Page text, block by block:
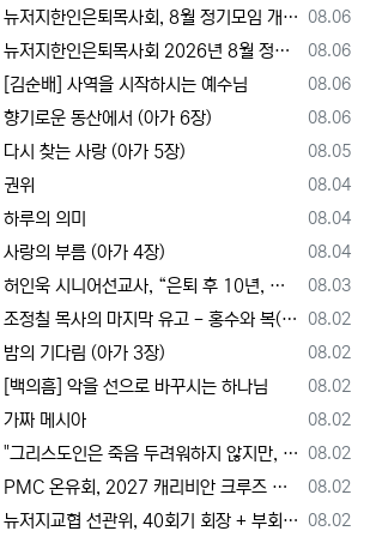
등록일
08.06
뉴저지한인은퇴목사회, 8월 정기모임 개최… 장석진 목사 “우리가 받을 칭찬은?” 설교
등록일
08.06
뉴저지한인은퇴목사회 2026년 8월 정기 모임
등록일
08.06
[김순배] 사역을 시작하시는 예수님
등록일
08.06
향기로운 동산에서 (아가 6장)
등록일
08.05
다시 찾는 사랑 (아가 5장)
등록일
08.04
권위
등록일
08.04
하루의 의미
등록일
08.04
사랑의 부름 (아가 4장)
등록일
08.03
허인욱 시니어선교사, “은퇴 후 10년, 시니어를 다시 선교사로 세우는 사역에 헌신”
등록일
08.02
조정칠 목사의 마지막 유고 - 홍수와 복(福) 자(字)
등록일
08.02
밤의 기다림 (아가 3장)
등록일
08.02
[백의흠] 악을 선으로 바꾸시는 하나님
등록일
08.02
가짜 메시아
등록일
08.02
"그리스도인은 죽음 두려워하지 않지만, 살아 있는 동안 다른 사람의 유익 + 믿음의 진보 위해 살아야"
등록일
08.02
PMC 온유회, 2027 캐리비안 크루즈 전도여행 참가자 모집
등록일
08.02
뉴저지교협 선관위, 40회기 회장 + 부회장 후보 등록 + 추천 절차 공고 --- 8월 28일 등록 마감, 9월 28일 선거